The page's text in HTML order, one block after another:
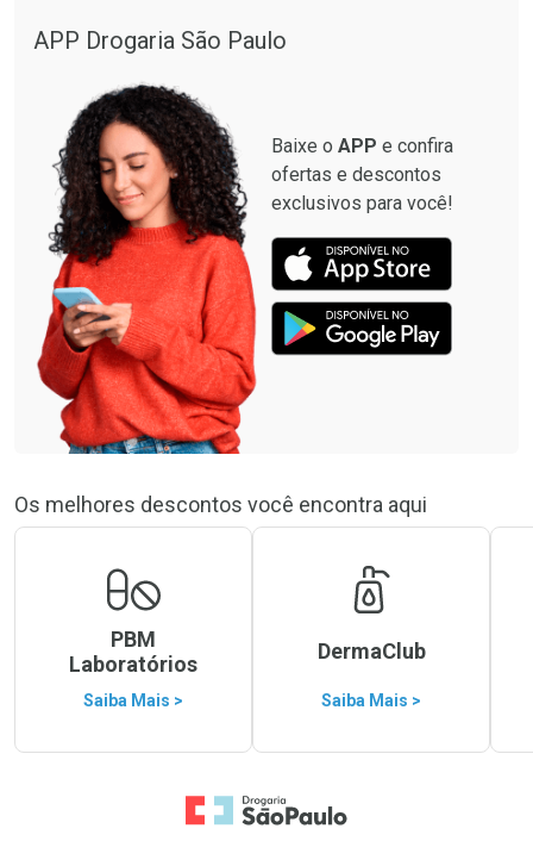
APP Drogaria São Paulo
Baixe o APP e confira
ofertas e descontos
exclusivos para você!
Os melhores descontos você encontra aqui
PBM
Laboratórios
Saiba Mais >
DermaClub
Saiba Mais >
Ir para a Home